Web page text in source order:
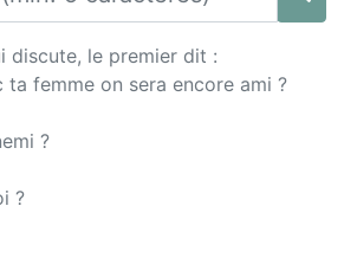
discute, le premier dit :
ta femme on sera encore ami ?
?
?